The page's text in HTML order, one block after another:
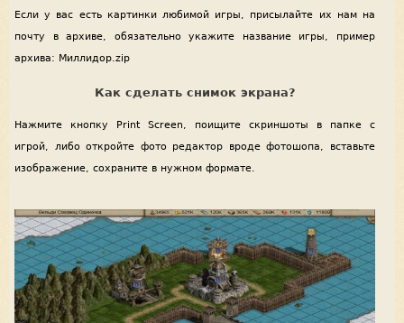
Если у вас есть картинки любимой игры, присылайте их нам на
почту в архиве, обязательно укажите название игры, пример
архива: Миллидор.zip
Как сделать снимок экрана?
Нажмите кнопку Print Screen, поищите скриншоты в папке с
игрой, либо откройте фото редактор вроде фотошопа, вставьте
изображение, сохраните в нужном формате.